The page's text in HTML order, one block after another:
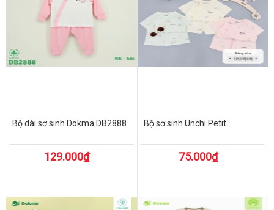
Bộ dài sơ sinh Dokma DB2888
129.000₫
Bộ sơ sinh Unchi Petit
75.000₫